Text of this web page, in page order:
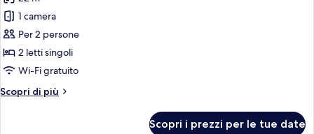
Adults
+
1
Child)
Out
2
Adults
+
Child)
foto
per
Camera
Superior
2
1 camera
Per 2 persone
2 letti singoli
Wi-Fi gratuito
Scopri di più
Altri
Scopri i prezzi per le tue date